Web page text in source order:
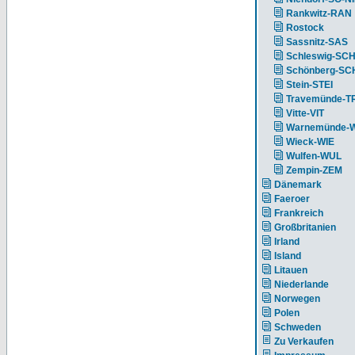
Rankwitz-RAN
Rostock
Sassnitz-SAS
Schleswig-
Schönberg-
Stein-STEI
Travemünde-
Vitte-VIT
Warnemünde-
Wieck-WIE
Wulfen-WUL
Zempin-ZEM
Dänemark
Faeroer
Frankreich
Großbritanien
Irland
Island
Litauen
Niederlande
Norwegen
Polen
Schweden
Zu Verkaufen